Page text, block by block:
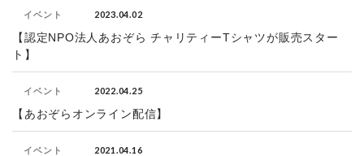
イベント 2023.04.02
【認定NPO法人あおぞら チャリティーTシャツが販売スター
ト】
イベント 2022.04.25
【あおぞらオンライン配信】
イベント 2021.04.16